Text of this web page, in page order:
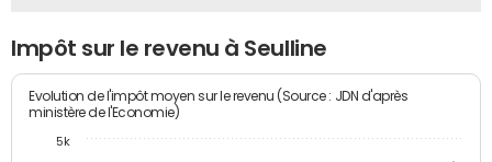
Impôt sur le revenu à Seulline
Evolution de l'impôt moyen sur le revenu (Source : JDN d'après
ministère de l'Economie)
5k